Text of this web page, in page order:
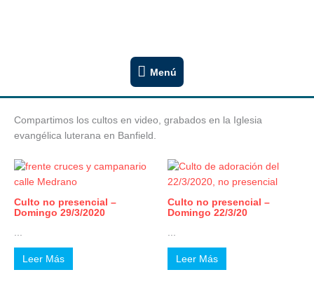
Menú
Menú
Compartimos los cultos en video, grabados en la Iglesia
evangélica luterana en Banfield.
Culto no presencial –
Domingo 29/3/2020
Leer Más
Culto no presencial –
Domingo 22/3/20
Leer Más